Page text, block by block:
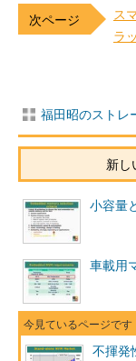
ス
ラ
福田昭のストレ
新し
小容量
車載用
不揮発